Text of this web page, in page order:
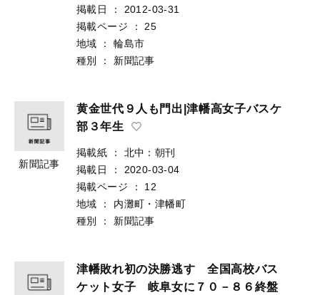
掲載日
：
2012-03-31
掲載ページ
：
25
地域
：
輪島市
種別
： 新聞記事
新聞記事
黄金世代９人も門出|津幡高女子バスケ
部３年生
掲載紙 ：
北中：朝刊
掲載日
：
2020-03-04
掲載ページ
：
12
地域
：
内灘町・津幡町
種別
： 新聞記事
津幡敗れ初の決勝逃す 全国高校バス
ケット女子 岐阜女に７０－８６終盤